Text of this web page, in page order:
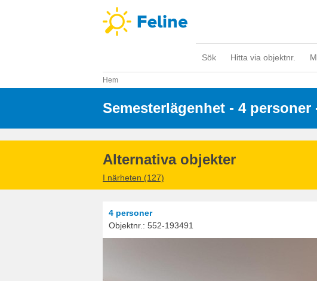
Sök Hitta via objektnr.
Hem
Semesterlägenhet - 4 personer
Alternativa objekter
I närheten (127)
4 personer
Objektnr.: 552-193491